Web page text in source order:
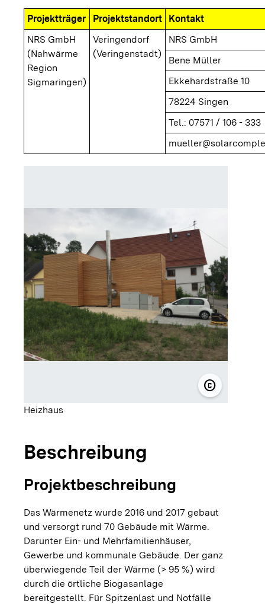
Projektträger Projektstandort
Kontakt
NRS GmbH
(Nahwärme
Region
Sigmaringen)
Veringendorf
(Veringenstadt)
NRS GmbH
Bene Müller
Ekkehardstraße 10
78224 Singen
Tel.: 07571 / 106 - 333
copyright
©
Heizhaus
Beschreibung
Projektbeschreibung
Das Wärmenetz wurde 2016 und 2017 gebaut
und versorgt rund 70 Gebäude mit Wärme.
Darunter Ein- und Mehrfamilienhäuser,
Gewerbe und kommunale Gebäude. Der ganz
überwiegende Teil der Wärme (> 95 %) wird
durch die örtliche Biogasanlage
bereitgestellt. Für Spitzenlast und Notfälle